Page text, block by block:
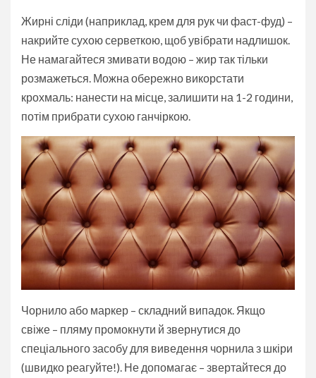
Жирні сліди (наприклад, крем для рук чи фаст-фуд) –
накрийте сухою серветкою, щоб увібрати надлишок.
Не намагайтеся змивати водою – жир так тільки
розмажеться. Можна обережно викорстати
крохмаль: нанести на місце, залишити на 1-2 години,
потім прибрати сухою ганчіркою.
Чорнило або маркер – складний випадок. Якщо
свіже – пляму промокнути й звернутися до
спеціального засобу для виведення чорнила з шкіри
(швидко реагуйте!). Не допомагає – звертайтеся до